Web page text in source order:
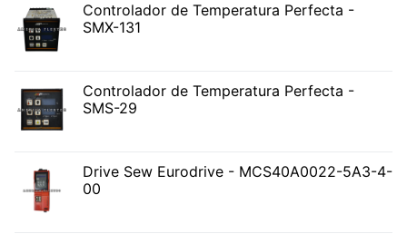
Controlador de Temperatura Perfecta -
SMX-131
Controlador de Temperatura Perfecta -
SMS-29
Drive Sew Eurodrive - MCS40A0022-5A3-4-
00